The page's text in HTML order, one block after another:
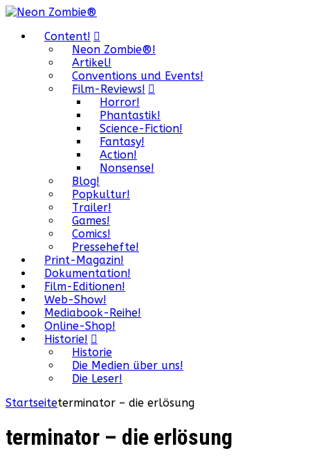
Content!
Neon Zombie®!
Artikel!
Conventions und Events!
Film-Reviews!
Horror!
Phantastik!
Science-Fiction!
Fantasy!
Action!
Nonsense!
Blog!
Popkultur!
Trailer!
Games!
Comics!
Pressehefte!
Print-Magazin!
Dokumentation!
Film-Editionen!
Web-Show!
Mediabook-Reihe!
Online-Shop!
Historie!
Historie
Die Medien über uns!
Die Leser!
Startseiteterminator – die erlösung
terminator – die erlösung